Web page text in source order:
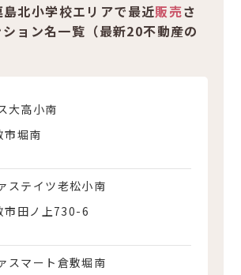
北小学校エリアで最近販売さ
ョン名一覧（最新20不動産の
大高小南
市堀南
ステイツ老松小南
市田ノ上730-6
スマート倉敷堀南